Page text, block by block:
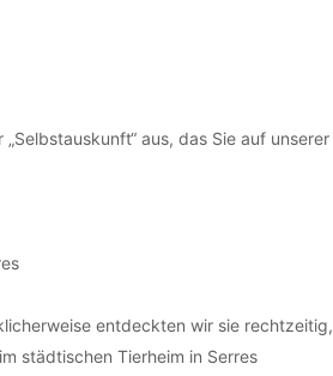
aus, das Sie auf unserer
entdeckten wir sie rechtzeitig,
städtischen Tierheim in Serres